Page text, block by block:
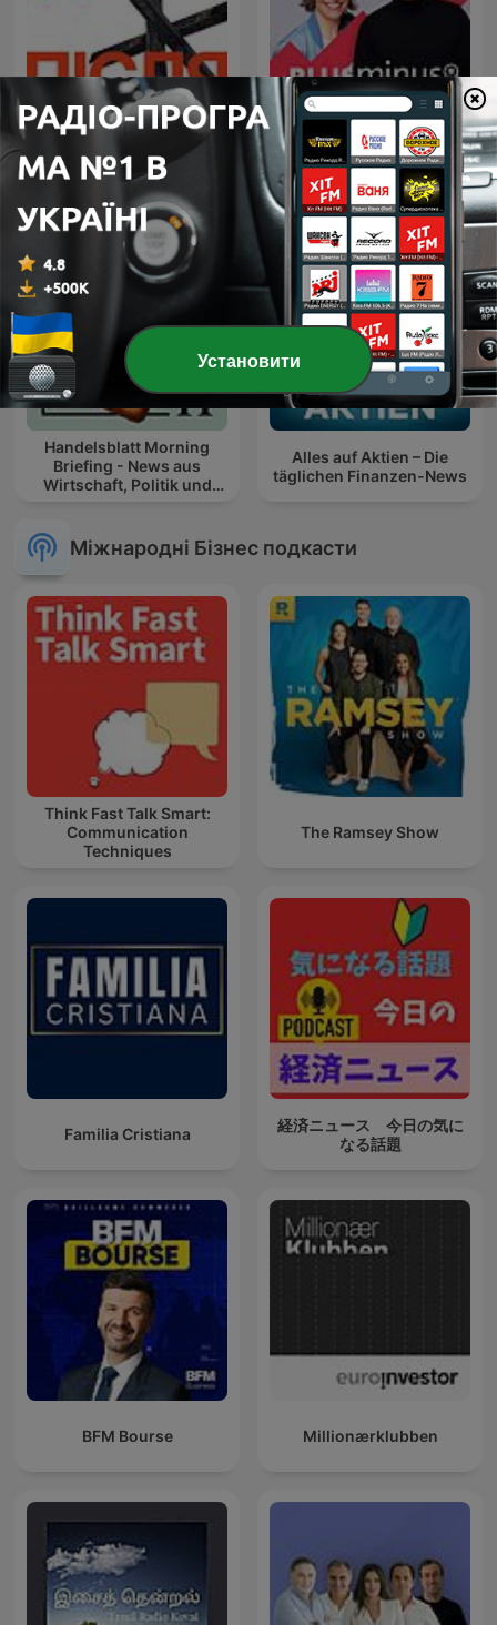
До і після
Plusminus. Mehr als nur
Wirtschaft.
Handelsblatt Morning
Briefing - News aus
Wirtschaft, Politik und
Alles auf Aktien – Die
täglichen Finanzen-News
Міжнародні Бізнес подкасти
Think Fast Talk Smart:
Communication
Techniques
The Ramsey Show
Familia Cristiana
経済ニュース 今日の気に
なる話題
BFM Bourse Millionærklubben
Установити